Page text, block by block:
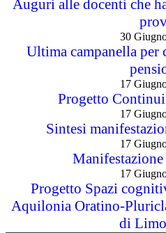
Auguri alle docenti che
30
Ultima campanella per
17
Progetto
17
Sintesi
17
17
Progetto Spazi
Aquilonia Oratino-
di